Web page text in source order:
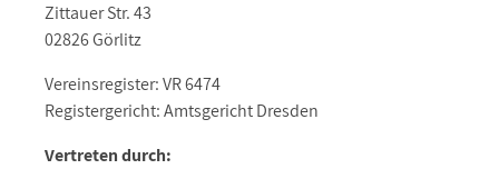
Zittauer Str. 43
02826 Görlitz
Vereinsregister: VR 6474
Registergericht: Amtsgericht Dresden
Vertreten durch: